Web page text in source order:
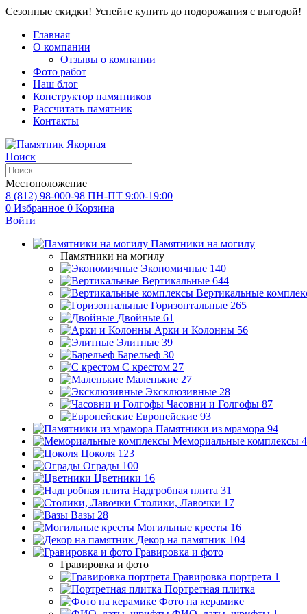
Сезонные скидки! Успейте купить до подорожания с выгодой!
Главная
О компании
Отзывы о компании
Фото работ
Наш блог
Конструктор памятников
Рассчитать памятник
Контакты
Поиск
Местоположение
8 (812) 98-000-98 ПН-ПТ 9:00-19:00
0 Избранное 0 Корзина
Войти
Памятники на могилу
Памятники на могилу
Экономичные 140
Вертикальные 644
Вертикальные
Горизонтальные 265
Двойные 61
Арки и Колонны 56
Элитные 39
Барельеф 30
С крестом 27
Маленькие 27
Эксклюзивные 28
Часовни и Голгофы 87
Европейские 93
Памятники из мрамора 94
Мемориальные комплексы
Цоколя 123
Ограды 100
Цветники 16
Надгробная плита 31
Столики, Лавочки 17
Вазы 28
Могильные кресты 16
Декор на памятник 104
Гравировка и фото
Гравировка и фото
Гравировка портрета 1
Портретная плитка
Фото на керамике